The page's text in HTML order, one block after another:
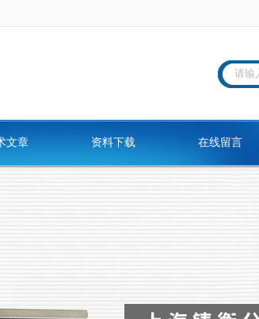
文章 资料下载 在线留言